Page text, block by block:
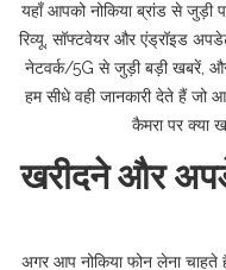
यहाँ आपको नोकिया ब्रांड से जुड़ी
रिव्यू, सॉफ्टवेयर और एंड्रॉइड
नेटवर्क/5G से जुड़ी बड़ी खबरें,
हम सीधे वही जानकारी देते हैं जो
कैमरा पर
खरीदने और
अगर आप नोकिया फोन लेना